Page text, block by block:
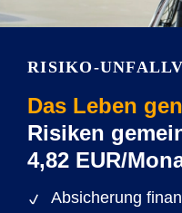
RISIKO-
Das Leben
Risiken
4,82 EUR/
Absicherung